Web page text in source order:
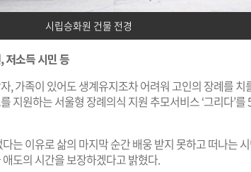
시립승화원 건물 전경
저소득 시민 등
, 가족이 있어도 생계유지조차 어려워 고인의 장례를 치
지원하는 서울형 장례의식 지원 추모서비스 ‘그리다’를
는 이유로 삶의 마지막 순간 배웅 받지 못하고 떠나는
도의 시간을 보장하겠다고 밝혔다.